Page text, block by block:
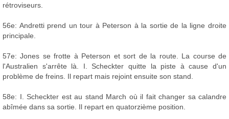
rétroviseurs.
56e: Andretti prend un tour à Peterson à la sortie de la ligne droite
principale.
57e: Jones se frotte à Peterson et sort de la route. La course de
l'Australien s'arrête là. I. Scheckter quitte la piste à cause d'un
problème de freins. Il repart mais rejoint ensuite son stand.
58e: I. Scheckter est au stand March où il fait changer sa calandre
abîmée dans sa sortie. Il repart en quatorzième position.